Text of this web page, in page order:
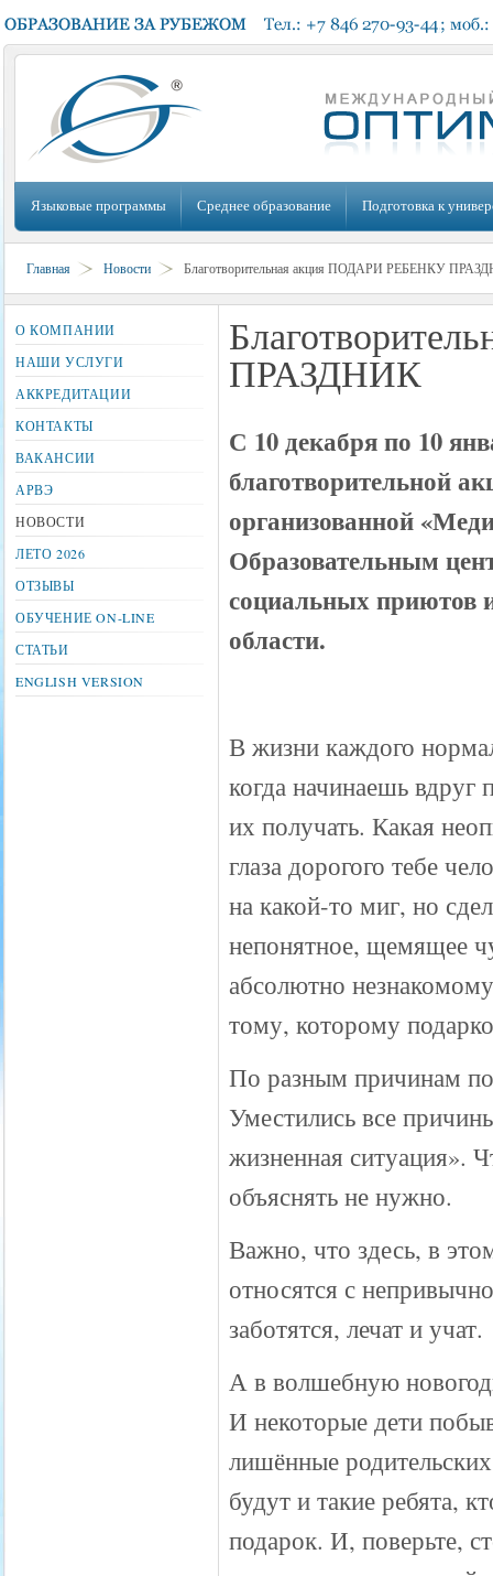
Языковые программы Среднее образование Подготовка к
Главная Новости Благотворительная акция ПОДАРИ РЕБЕНКУ
ПРАЗДНИК
С 10 декабря по 10
благотворительной
организованной
Образовательным
социальных приютов
области.
В жизни каждого
когда начинаешь вдруг
их получать. Какая
глаза дорогого тебе
на какой-то миг, но
непонятное, щемящее
абсолютно
тому, которому
По разным причинам
Уместились все
жизненная ситуация».
объяснять не нужно.
Важно, что здесь, в
относятся с
заботятся, лечат и учат.
А в волшебную
И некоторые дети
лишённые
будут и такие ребята,
подарок. И, поверьте,
О КОМПАНИИ
НАШИ УСЛУГИ
АККРЕДИТАЦИИ
КОНТАКТЫ
ВАКАНСИИ
АРВЭ
НОВОСТИ
ЛЕТО 2026
ОТЗЫВЫ
ОБУЧЕНИЕ ON-LINE
СТАТЬИ
ENGLISH VERSION